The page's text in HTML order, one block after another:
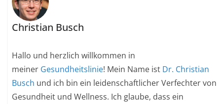
Christian Busch
Hallo und herzlich willkommen in
meiner Gesundheitslinie! Mein Name ist Dr. Christian
Busch und ich bin ein leidenschaftlicher Verfechter von
Gesundheit und Wellness. Ich glaube, dass ein